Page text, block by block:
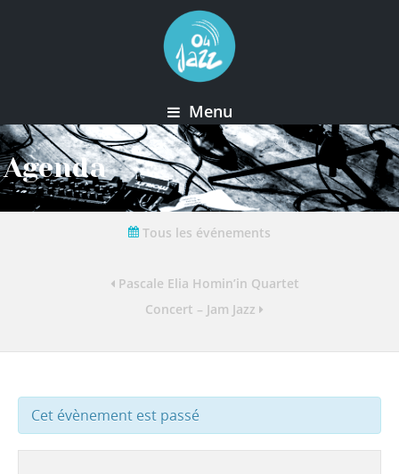
Menu
Agenda
Tous les événements
Pascale Elia Homin’in Quartet
Concert – Jam Jazz
Cet évènement est passé